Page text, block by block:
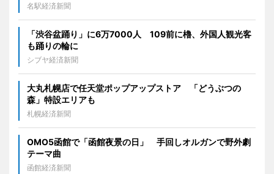
名駅経済新聞
「渋谷盆踊り」に6万7000人 109前に櫓、外国人観光客
も踊りの輪に
シブヤ経済新聞
大丸札幌店で任天堂ポップアップストア 「どうぶつの
森」特設エリアも
札幌経済新聞
OMO5函館で「函館夜景の日」 手回しオルガンで野外劇
テーマ曲
函館経済新聞